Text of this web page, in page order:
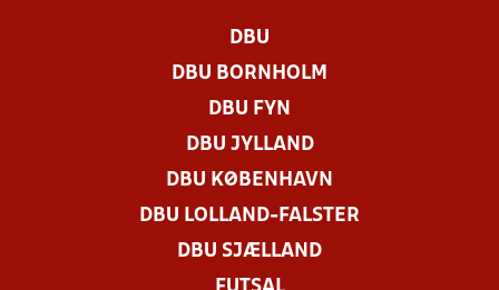
DBU
DBU BORNHOLM
DBU FYN
DBU JYLLAND
DBU KØBENHAVN
DBU LOLLAND-FALSTER
DBU SJÆLLAND